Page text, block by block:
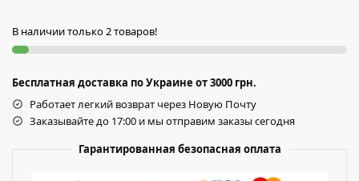
В наличии только 2 товаров!
Бесплатная доставка по Украине от 3000 грн.
Работает легкий возврат через Новую Почту
Заказывайте до 17:00 и мы отправим заказы сегодня
Гарантированная безопасная оплата